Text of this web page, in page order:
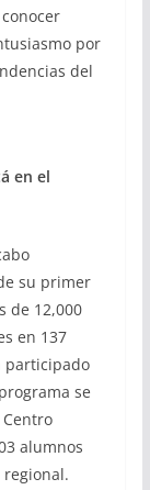
por
del
en el
su primer
de 12,000
en 137
participado
se
alumnos